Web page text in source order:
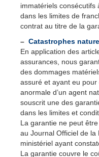
immatériels consécutifs
dans les limites de
contrat au titre de la
– Catastrophes
En application des
assurances, nous
des dommages
assuré et ayant eu pour
anormale d’un agent
souscrit une des
dans les limites et
La garantie ne peut
au Journal Officiel de la
ministériel ayant
La garantie couvre le